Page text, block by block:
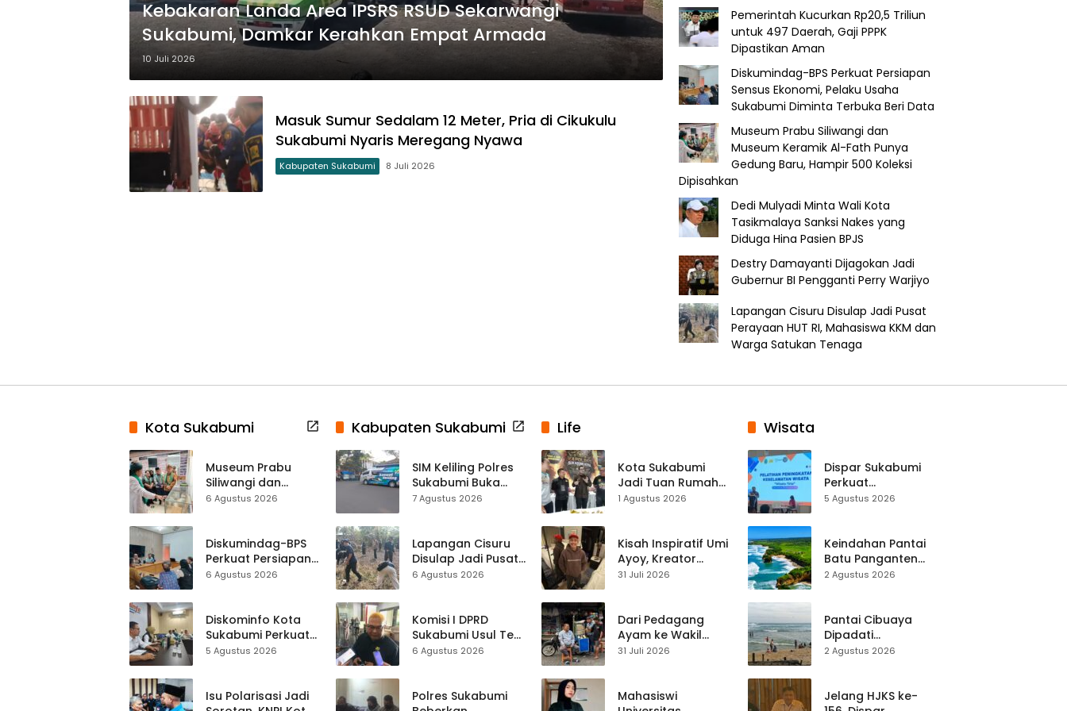
Kebakaran Landa Area IPSRS RSUD Sekarwangi
Sukabumi, Damkar Kerahkan Empat Armada
10 Juli 2026
Masuk Sumur Sedalam 12 Meter, Pria di Cikukulu
Sukabumi Nyaris Meregang Nyawa
Kabupaten Sukabumi 8 Juli 2026
Pemerintah Kucurkan Rp20,5 Triliun
untuk 497 Daerah, Gaji PPPK
Dipastikan Aman
Diskumindag-BPS Perkuat Persiapan
Sensus Ekonomi, Pelaku Usaha
Sukabumi Diminta Terbuka Beri Data
Museum Prabu Siliwangi dan
Museum Keramik Al-Fath Punya
Gedung Baru, Hampir 500 Koleksi
Dipisahkan
Dedi Mulyadi Minta Wali Kota
Tasikmalaya Sanksi Nakes yang
Diduga Hina Pasien BPJS
Destry Damayanti Dijagokan Jadi
Gubernur BI Pengganti Perry Warjiyo
Lapangan Cisuru Disulap Jadi Pusat
Perayaan HUT RI, Mahasiswa KKM dan
Warga Satukan Tenaga
Kota Sukabumi
Museum Prabu
Siliwangi dan
Museum Keramik
Hampir 500 Koleksi
Dipisahkan
6 Agustus 2026
Diskumindag-BPS
Perkuat Persiapan
Sensus Ekonomi,
Terbuka Beri Data
6 Agustus 2026
Diskominfo Kota
Sukabumi Perkuat
Satu Data
Kewilayahan
5 Agustus 2026
Isu Polarisasi Jadi
Kabupaten Sukabumi
SIM Keliling Polres
Sukabumi Buka
Layanan di
2026
7 Agustus 2026
Lapangan Cisuru
Disulap Jadi Pusat
Perayaan HUT RI,
Satukan Tenaga
6 Agustus 2026
Komisi I DPRD
Sukabumi Usul Tes
Rambut Jadi
2027
6 Agustus 2026
Polres Sukabumi
Life
Kota Sukabumi
Jadi Tuan Rumah
Kontes Batu Akik
1 Agustus 2026
Kisah Inspiratif Umi
Ayoy, Kreator
TikTok Asal
Live Streaming
31 Juli 2026
Dari Pedagang
Ayam ke Wakil
Ketua DPRD, H.
Pasar Cisaat
31 Juli 2026
Mahasiswi
Wisata
Dispar Sukabumi
Perkuat
Keselamatan
Mitigasi hingga
Teknik Evakuasi
5 Agustus 2026
Keindahan Pantai
Batu Panganten
Mulai Dilirik
2 Agustus 2026
Pantai Cibuaya
Dipadati
Wisatawan,
Waspada
2 Agustus 2026
Jelang HJKS ke-